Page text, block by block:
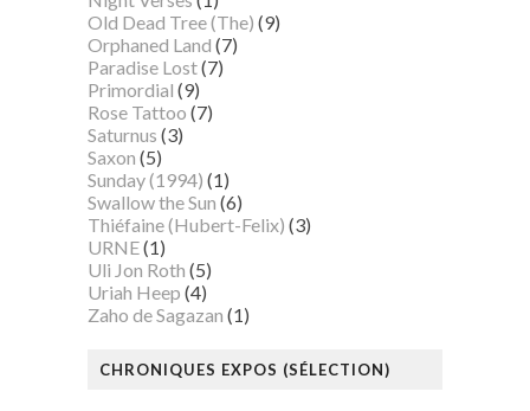
Old Dead Tree (The) (9)
Orphaned Land (7)
Paradise Lost(7)
Primordial (9)
Rose Tattoo (7)
Saturnus (3)
Saxon (5)
Sunday (1994) (1)
Swallow the Sun (6)
Thiéfaine (Hubert-Felix) (3)
URNE(1)
Uli Jon Roth (5)
Uriah Heep (4)
Zaho de Sagazan (1)
CHRONIQUES EXPOS (SÉLECTION)